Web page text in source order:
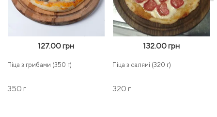
127.00 грн
Піца з грибами (350 г)
350 г
132.00 грн
Піца з салямі (320 г)
320 г